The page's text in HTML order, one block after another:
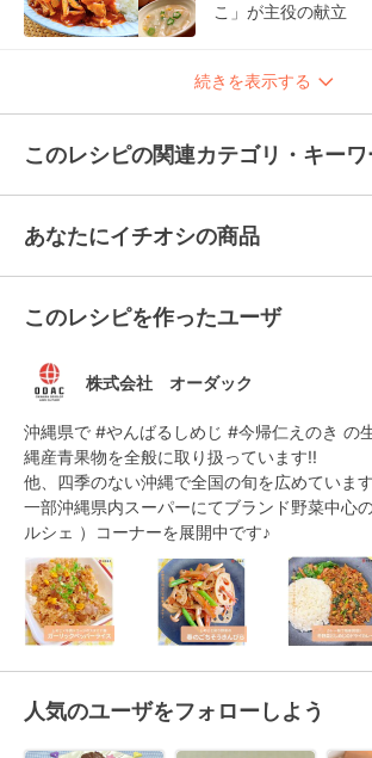
こ」が主役の献立
続きを表示する
このレシピの関連カテゴリ・キーワ
あなたにイチオシの商品
このレシピを作ったユーザ
株式会社 オーダック
沖縄県で #やんばるしめじ #今帰仁えのき の
縄産青果物を全般に取り扱っています!!
他、四季のない沖縄で全国の旬を広めています
一部沖縄県内スーパーにてブランド野菜中心
ルシェ ）コーナーを展開中です♪
人気のユーザをフォローしよう